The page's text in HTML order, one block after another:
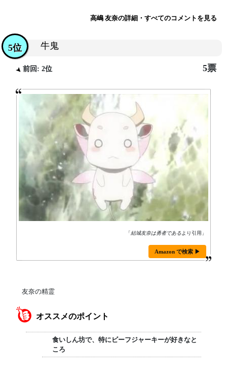
高嶋 友奈の詳細・すべてのコメントを見る
牛鬼
5位
前回: 2位 5票
「結城友奈は勇者であるより引用」
Amazon で検索 ▶
友奈の精霊
オススメのポイント
食いしん坊で、特にビーフジャーキーが好きなと
ころ